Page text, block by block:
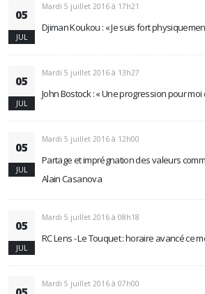
05
JUL
Mardi 5 juillet 2016 à 17h21
Djiman Koukou : « Je suis fort
05
JUL
Mardi 5 juillet 2016 à 13h27
John Bostock : « Une progression pour moi
05
JUL
Mardi 5 juillet 2016 à 12h00
Partage et imprégnation des valeurs
Alain Casanova
05
JUL
Mardi 5 juillet 2016 à 08h18
RC Lens - Le Touquet : horaire avancé ce
Mardi 5 juillet 2016 à 07h00